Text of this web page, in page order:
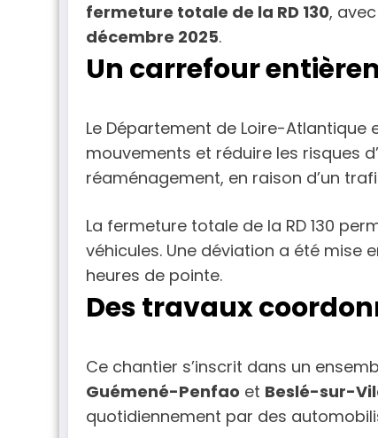
fermeture totale de la RD 130,
décembre 2025.
Un carrefour
Le Département de Loire-Atlantique
mouvements et réduire les risques
réaménagement, en raison d’un
La fermeture totale de la RD 130
véhicules. Une déviation a été mise
heures de pointe.
Des travaux
Ce chantier s’inscrit dans un
Guémené-Penfao et Beslé-sur-
quotidiennement par des